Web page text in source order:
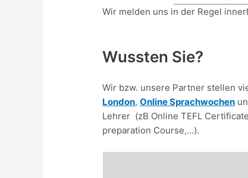
Wir melden uns in der Regel
Wussten Sie?
Wir bzw. unsere Partner stellen
London,Online Sprachwochen
Lehrer (zB Online TEFL
preparation Course,…).